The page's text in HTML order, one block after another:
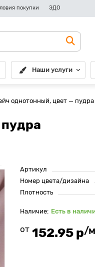
покупки ЭДО
Наши услуги
однотонный, цвет — пудра
Артикул
Номер цвета/дизайна
Плотность
Есть в
от 152.95 р/